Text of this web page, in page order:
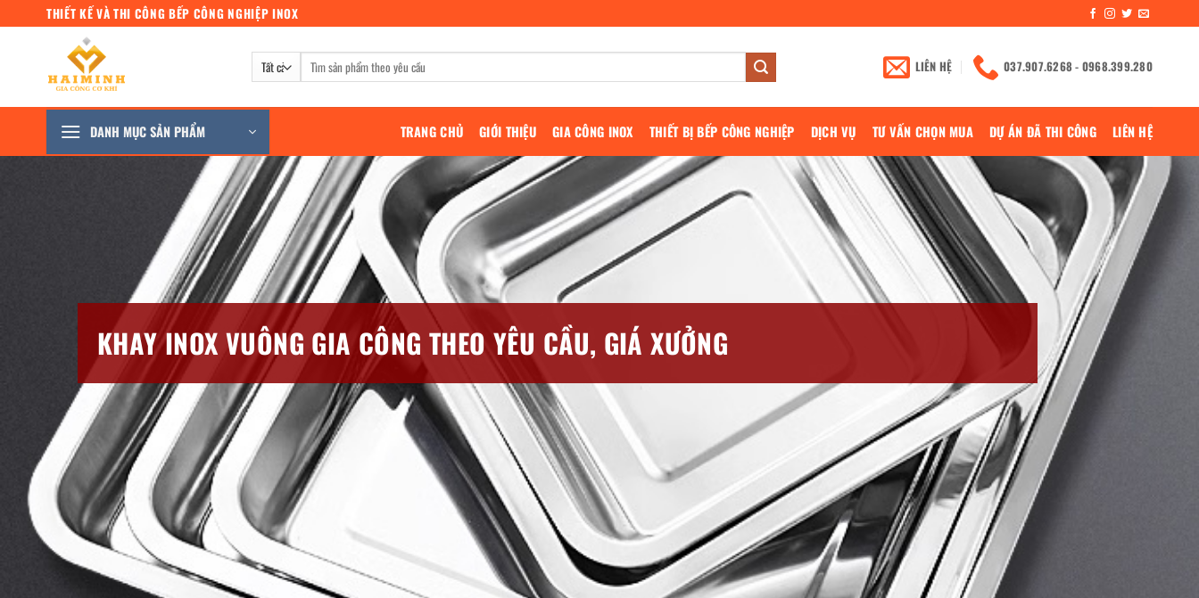
qua
THIẾT KẾ VÀ THI CÔNG BẾP CÔNG NGHIỆP INOX
Tìm
kiếm:
LIÊN HỆ 037.907.6268 - 0968.399.280
DANH MỤC SẢN PHẨM TRANG CHỦ GIỚI THIỆU GIA CÔNG INOX THIẾT BỊ BẾP CÔNG NGHIỆP DỊCH VỤ TƯ VẤN CHỌN MUA DỰ ÁN ĐÃ THI CÔNG LIÊN HỆ
KHAY INOX VUÔNG GIA CÔNG THEO YÊU CẦU, GIÁ XƯỞNG